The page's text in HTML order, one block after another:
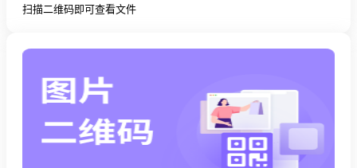
扫描二维码即可查看文件